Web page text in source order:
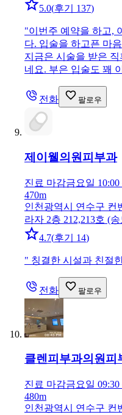
5.0(후기 137)
"이번주 예약을 하고,
다. 입술을 하고픈 마
지금은 시술을 받은
네요. 부은 입술도 꽤 이
전화 팔로우
제이웰의원 피부과
진료 마감금요일 10:00
470m
인천광역시 연수구 컨
라자 2층 212,213호 (
4.7(후기 14)
" 칭결한 시설과 친절
전화 팔로우
클렌피부과의원피
진료 마감금요일 09:30
480m
인천광역시 연수구 컨